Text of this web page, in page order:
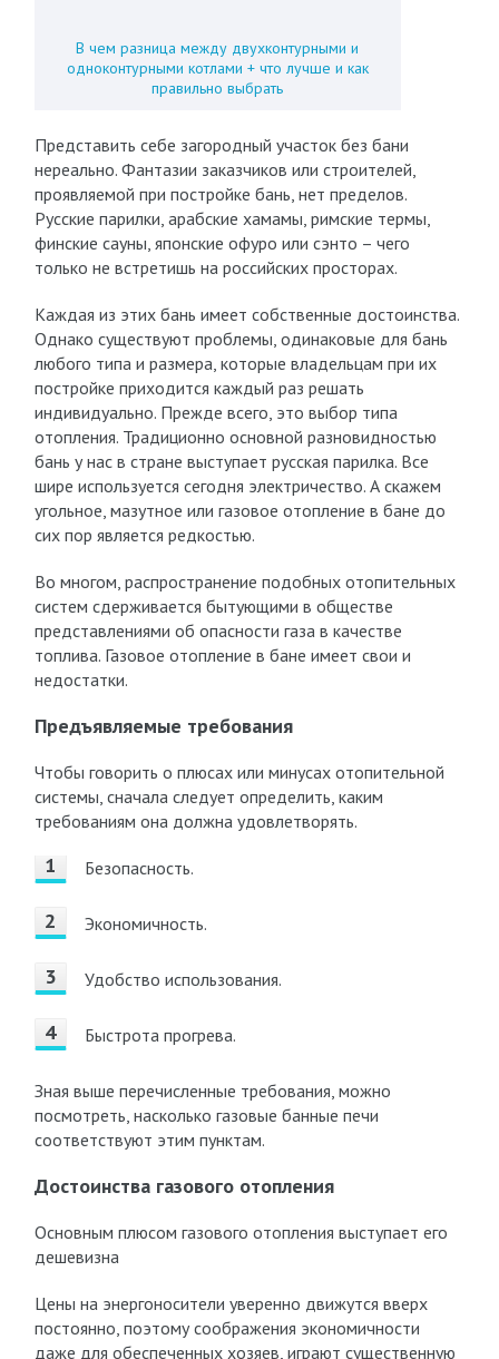
В чем разница между двухконтурными и
одноконтурными котлами + что лучше и как
правильно выбрать
Представить себе загородный участок без бани
нереально. Фантазии заказчиков или строителей,
проявляемой при постройке бань, нет пределов.
Русские парилки, арабские хамамы, римские термы,
финские сауны, японские офуро или сэнто – чего
только не встретишь на российских просторах.
Каждая из этих бань имеет собственные достоинства.
Однако существуют проблемы, одинаковые для бань
любого типа и размера, которые владельцам при их
постройке приходится каждый раз решать
индивидуально. Прежде всего, это выбор типа
отопления. Традиционно основной разновидностью
бань у нас в стране выступает русская парилка. Все
шире используется сегодня электричество. А скажем
угольное, мазутное или газовое отопление в бане до
сих пор является редкостью.
Во многом, распространение подобных отопительных
систем сдерживается бытующими в обществе
представлениями об опасности газа в качестве
топлива. Газовое отопление в бане имеет свои и
недостатки.
Предъявляемые требования
Чтобы говорить о плюсах или минусах отопительной
системы, сначала следует определить, каким
требованиям она должна удовлетворять.
Безопасность.
Экономичность.
Удобство использования.
Быстрота прогрева.
Зная выше перечисленные требования, можно
посмотреть, насколько газовые банные печи
соответствуют этим пунктам.
Достоинства газового отопления
Основным плюсом газового отопления выступает его
дешевизна
Цены на энергоносители уверенно движутся вверх
постоянно, поэтому соображения экономичности
даже для обеспеченных хозяев, играют существенную